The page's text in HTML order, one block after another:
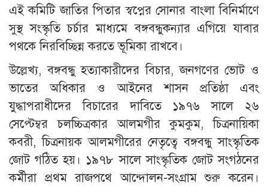
এই কমিটি জাতির পিতার স্বপ্নের সোনার বাংলা বিনির্মাণে
সুস্থ সংস্কৃতি চর্চার মাধ্যমে বঙ্গবন্ধুকন্যার এগিয়ে যাবার
পথকে নিরবিচ্ছিন্ন করতে ভূমিকা রাখবে।
উল্লেখ্য, বঙ্গবন্ধু হত্যাকারীদের বিচার, জনগণের ভোট ও
ভাতের অধিকার ও আইনের শাসন প্রতিষ্ঠা এবং
যুদ্ধাপরাধীদের বিচারের দাবিতে ১৯৭৬ সালে ২৬
সেপ্টেম্বর চলচ্চিত্রকার আলমগীর কুমকুম, চিত্রনায়িকা
কবরী, চিত্রনায়ক আলমগীরের নেতৃত্বে বঙ্গবন্ধু সাংস্কৃতিক
জোট গঠিত হয়। ১৯৭৮ সালে সাংস্কৃতিক জোট সংগঠনের
কর্মীরা প্রথম রাজপথে আন্দোলন-সংগ্রাম শুরু করেন।